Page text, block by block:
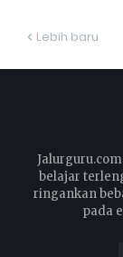
Lebih baru
belajar
ringankan
pada